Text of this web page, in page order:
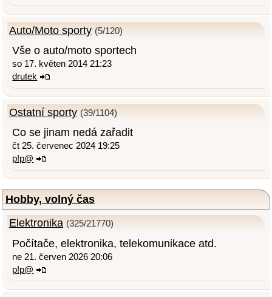
Auto/Moto sporty (5/120)
Vše o auto/moto sportech
so 17. květen 2014 21:23
drutek
Ostatní sporty (39/1104)
Co se jinam nedá zařadit
čt 25. červenec 2024 19:25
p!p@
Hobby, volný čas
Elektronika (325/21770)
Počítače, elektronika, telekomunikace atd.
ne 21. červen 2026 20:06
p!p@